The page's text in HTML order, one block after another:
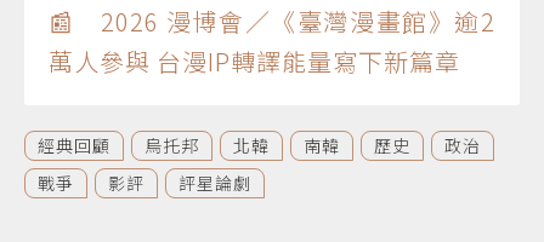
📰 2026 漫博會／《臺灣漫畫館》逾2
萬人參與 台漫IP轉譯能量寫下新篇章
經典回顧 烏托邦 北韓 南韓 歷史
政治
戰爭
影評 評星論劇